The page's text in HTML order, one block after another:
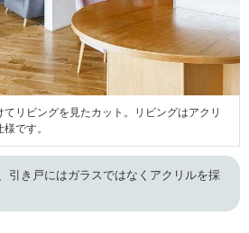
リビングを見たカット。リビングはアクリ
です。
引き戸にはガラスではなくアクリルを採